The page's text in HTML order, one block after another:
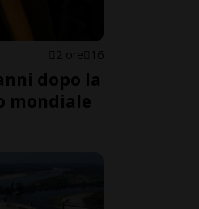
2 ore 16
dopo la
mondiale